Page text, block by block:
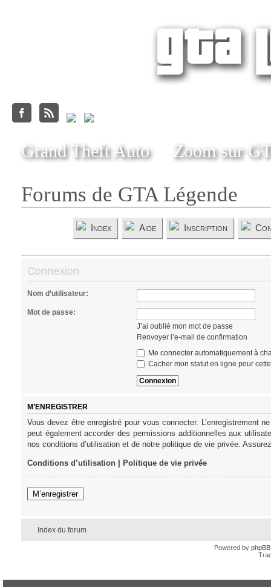
Grand Theft Auto Zoom sur
Forums de GTA Légende
Index Aide Inscription
Connexion
Nom d’utilisateur:
Mot de passe:
J’ai oublié mon mot de passe
Renvoyer l’e-mail de confirmation
Me connecter automatiquement à
Cacher mon statut en ligne pour
M’ENREGISTRER
Vous devez être enregistré pour vous connecter. L’enregistrement
peut également accorder des permissions additionnelles aux
nos conditions d’utilisation et de notre politique de vie privée.
Conditions d’utilisation| Politique de vie privée
M’enregistrer
Index du forum
Powered by phpBB